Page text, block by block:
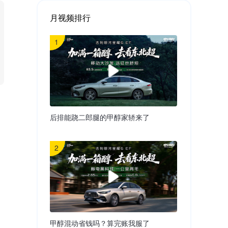
月视频排行
1
后排能跷二郎腿的甲醇家轿来了
2
甲醇混动省钱吗？算完账我服了